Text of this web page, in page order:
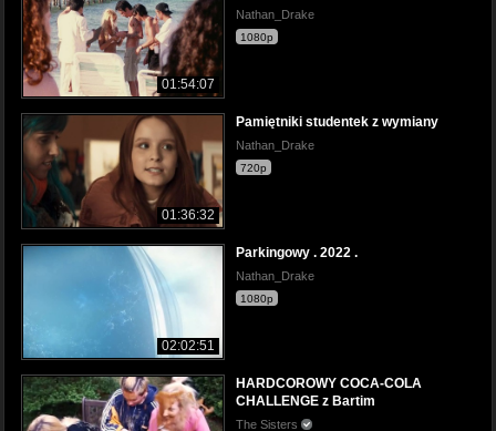
01:54:07
Nathan_Drake
1080p
01:36:32
Pamiętniki studentek z wymiany
Nathan_Drake
720p
02:02:51
Parkingowy . 2022 .
Nathan_Drake
1080p
HARDCOROWY COCA-COLA
CHALLENGE z Bartim
The Sisters